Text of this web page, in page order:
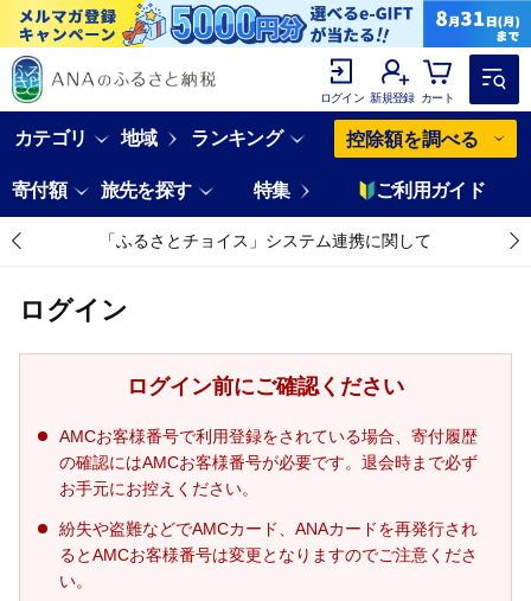
ログイン 新規登録 カート
カテゴリ 地域 ランキング 控除額を調べる
寄付額 旅先を探す 特集 ご利用ガイド
「ふるさとチョイス」システム連携に関して
ログイン
ログイン前にご確認ください
AMCお客様番号で利用登録をされている場合、寄付履歴
の確認にはAMCお客様番号が必要です。退会時まで必ず
お手元にお控えください。
紛失や盗難などでAMCカード、ANAカードを再発行され
るとAMCお客様番号は変更となりますのでご注意くださ
い。